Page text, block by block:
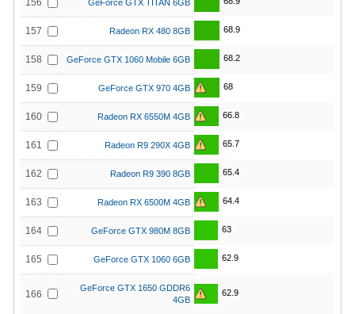
156 GeForce GTX TITAN 6GB
157 Radeon RX 480 8GB 68.9
158 GeForce GTX 1060 Mobile 6GB 68.2
159 GeForce GTX 970 4GB 68
160 Radeon RX 6550M 4GB 66.8
161 Radeon R9 290X 4GB 65.7
162 Radeon R9 390 8GB 65.4
163 Radeon RX 6500M 4GB 64.4
164 GeForce GTX 980M 8GB 63
165 GeForce GTX 1060 6GB 62.9
166
GeForce GTX 1650 GDDR6
4GB
62.9